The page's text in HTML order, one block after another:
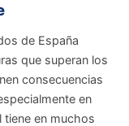
de España
que superan los
consecuencias
en
tiene en muchos